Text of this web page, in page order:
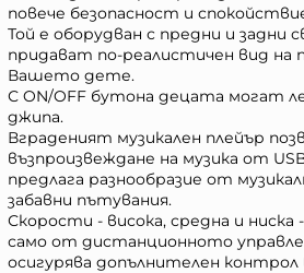
повече безопасност и
Той е оборудван с предни и задни
придават по-реалистичен вид на
Вашето дете.
С ON/OFF бутона децата могат
джипа.
Вграденият музикален плейър
възпроизвеждане на музика от
предлага разнообразие от
забавни пътувания.
Скорости - висока, средна и
само от дистанционното
осигурява допълнителен